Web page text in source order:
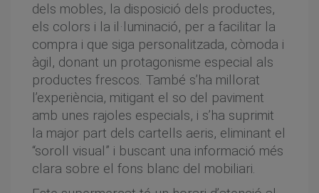
dels mobles, la disposició dels productes,
els colors i la il·luminació, per a facilitar la
compra i que siga personalitzada, còmoda i
àgil, donant un protagonisme especial als
productes frescos. També s’ha millorat
l’experiència, mitigant el so del paviment
amb unes rajoles especials, i s’ha suprimit
la major part dels cartells aeris, eliminant el
“soroll visual” i buscant una informació més
clara sobre el fons blanc del mobiliari.